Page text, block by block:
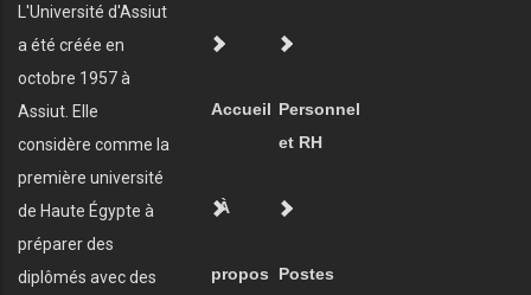
L'Université d'Assiut
a été créée en
octobre 1957 à
Assiut. Elle
considère comme la
première université
de Haute Égypte à
préparer des
diplômés avec des
Accueil Personnel
et RH
À
propos
Postes